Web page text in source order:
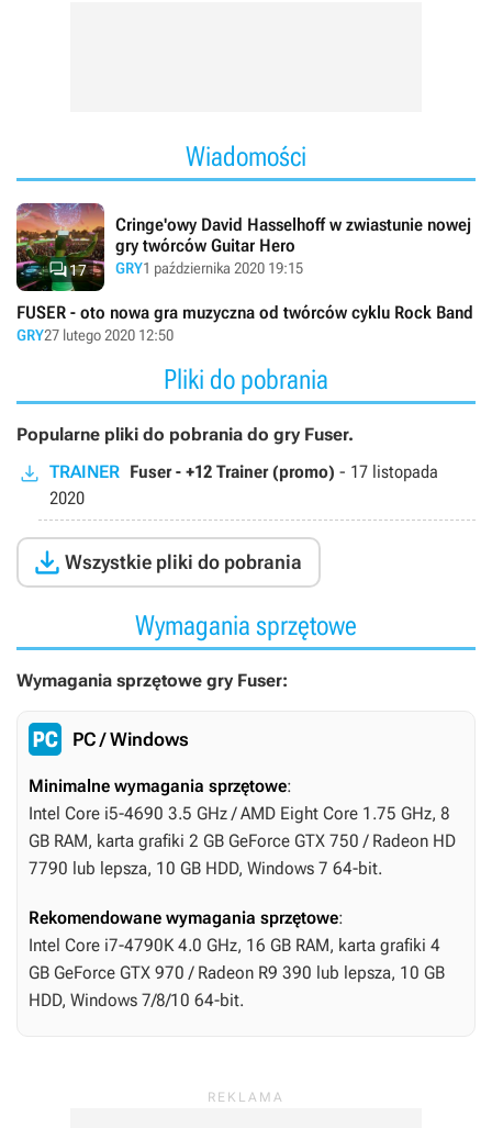
Wiadomości
17
Cringe'owy David Hasselhoff w zwiastunie nowej
gry twórców Guitar Hero
GRY1 października 2020 19:15
FUSER - oto nowa gra muzyczna od twórców cyklu Rock Band
GRY27 lutego 2020 12:50
Pliki do pobrania
Popularne pliki do pobrania do gry Fuser.
TRAINER Fuser - +12 Trainer (promo) - 17 listopada
2020
 Wszystkie pliki do pobrania
Wymagania sprzętowe
Wymagania sprzętowe gry Fuser:
PC / Windows
Minimalne wymagania sprzętowe:
Intel Core i5-4690 3.5 GHz / AMD Eight Core 1.75 GHz, 8
GB RAM, karta grafiki 2 GB GeForce GTX 750 / Radeon HD
7790 lub lepsza, 10 GB HDD, Windows 7 64-bit.
Rekomendowane wymagania sprzętowe:
Intel Core i7-4790K 4.0 GHz, 16 GB RAM, karta grafiki 4
GB GeForce GTX 970 / Radeon R9 390 lub lepsza, 10 GB
HDD, Windows 7/8/10 64-bit.